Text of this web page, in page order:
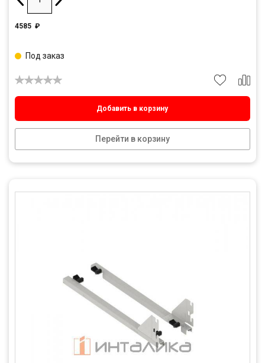
4585 ₽
Добавить в корзину
Перейти в корзину
Под заказ